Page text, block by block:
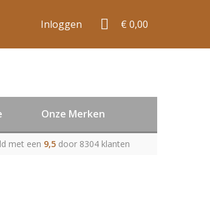
Inloggen € 0,00
Onze Merken
met een 9,5 door 8304 klanten